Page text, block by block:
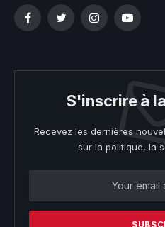
FacebookTwitterInstagramYouTube
S'inscrire à
Recevez les dernières
sur la politique, la